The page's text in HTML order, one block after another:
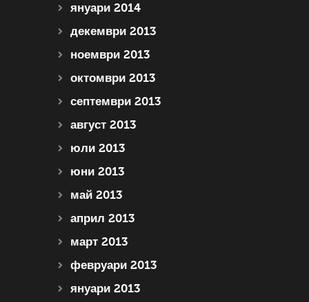
януари 2014
декември 2013
ноември 2013
октомври 2013
септември 2013
август 2013
юли 2013
юни 2013
май 2013
април 2013
март 2013
февруари 2013
януари 2013